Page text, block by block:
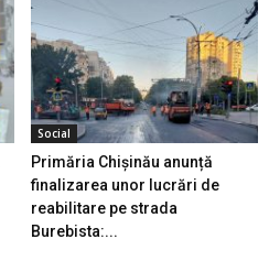
Social
Primăria Chișinău anunță
finalizarea unor lucrări de
reabilitare pe strada
Burebista:...